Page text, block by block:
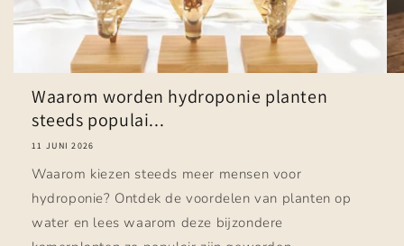
Waarom worden hydroponie planten
steeds populai...
11 JUNI 2026
Waarom kiezen steeds meer mensen voor
hydroponie? Ontdek de voordelen van planten op
water en lees waarom deze bijzondere